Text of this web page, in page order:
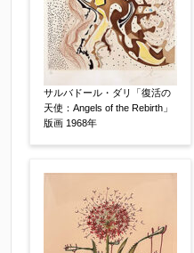
サルバドール・ダリ「復活の
天使：Angels of the Rebirth」
版画 1968年